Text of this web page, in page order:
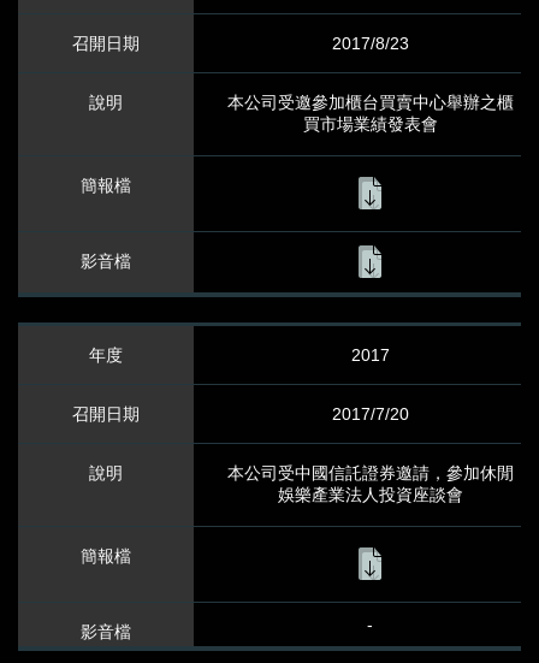
2017/8/23
本公司受邀參加櫃台買賣中心舉辦之櫃
買市場業績發表會
2017
2017/7/20
本公司受中國信託證券邀請，參加休閒
娛樂產業法人投資座談會
-